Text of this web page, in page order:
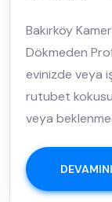
Bakırköy
Dökmeden
evinizde veya
rutubet
veya